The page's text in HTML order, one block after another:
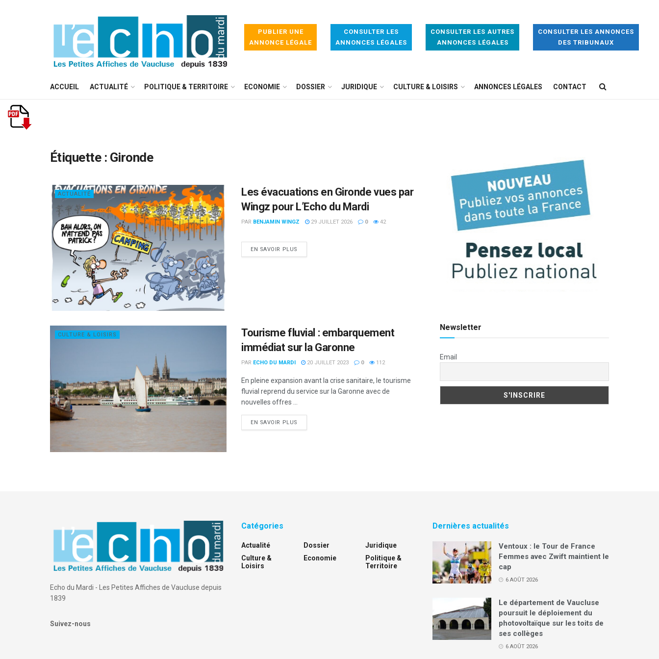
PUBLIER UNE
ANNONCE LÉGALE
CONSULTER LES
ANNONCES LÉGALES
CONSULTER LES AUTRES
ANNONCES LÉGALES
CONSULTER LES ANNONCES
DES TRIBUNAUX
ACCUEIL ACTUALITÉ POLITIQUE & TERRITOIRE ECONOMIE DOSSIER JURIDIQUE CULTURE & LOISIRS ANNONCES LÉGALES CONTACT
Étiquette : Gironde
ACTUALITÉ
Les évacuations en Gironde vues par
Wingz pour L’Echo du Mardi
PAR BENJAMIN WINGZ 29 JUILLET 2026 0 42
EN SAVOIR PLUS
CULTURE & LOISIRS
Tourisme fluvial : embarquement
immédiat sur la Garonne
PAR ECHO DU MARDI 20 JUILLET 2023 0 112
En pleine expansion avant la crise sanitaire, le tourisme
fluvial reprend du service sur la Garonne avec de
nouvelles offres ...
EN SAVOIR PLUS
Newsletter
Email
Echo du Mardi - Les Petites Affiches de Vaucluse depuis
1839
Suivez-nous
Catégories
Actualité
Culture &
Loisirs
Dossier
Economie
Juridique
Politique &
Territoire
Dernières actualités
Ventoux : le Tour de France
Femmes avec Zwift maintient le
cap
6 AOÛT 2026
Le département de Vaucluse
poursuit le déploiement du
photovoltaïque sur les toits de
ses collèges
6 AOÛT 2026